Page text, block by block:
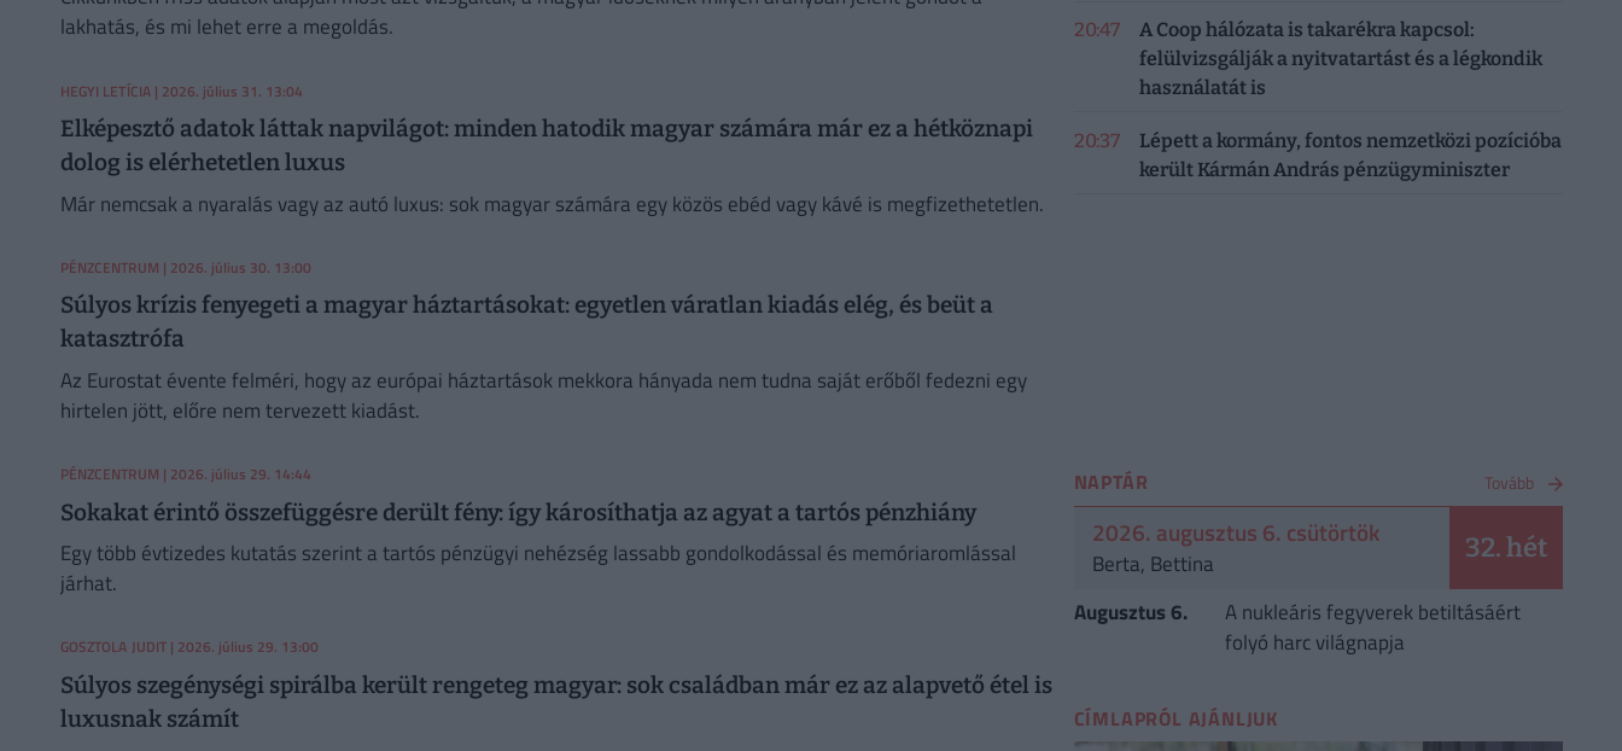
lakhatás, és mi lehet erre a megoldás.
HEGYI LETÍCIA | 2026. július 31. 13:04
Elképesztő adatok láttak napvilágot: minden hatodik magyar számára már ez a hétköznapi
dolog is elérhetetlen luxus
Már nemcsak a nyaralás vagy az autó luxus: sok magyar számára egy közös ebéd vagy kávé is megfizethetetlen.
PÉNZCENTRUM | 2026. július 30. 13:00
Súlyos krízis fenyegeti a magyar háztartásokat: egyetlen váratlan kiadás elég, és beüt a
katasztrófa
Az Eurostat évente felméri, hogy az európai háztartások mekkora hányada nem tudna saját erőből fedezni egy
hirtelen jött, előre nem tervezett kiadást.
PÉNZCENTRUM | 2026. július 29. 14:44
Sokakat érintő összefüggésre derült fény: így károsíthatja az agyat a tartós pénzhiány
Egy több évtizedes kutatás szerint a tartós pénzügyi nehézség lassabb gondolkodással és memóriaromlással
járhat.
GOSZTOLA JUDIT | 2026. július 29. 13:00
Súlyos szegénységi spirálba került rengeteg magyar: sok családban már ez az alapvető étel is
luxusnak számít
20:47
A Coop hálózata is takarékra kapcsol:
felülvizsgálják a nyitvatartást és a légkondik
használatát is
20:37
Lépett a kormány, fontos nemzetközi pozícióba
került Kármán András pénzügyminiszter
NAPTÁR Tovább
2026. augusztus 6. csütörtök
Berta, Bettina 32. hét
Augusztus 6.
A nukleáris fegyverek betiltásáért
folyó harc világnapja
CÍMLAPRÓL AJÁNLJUK